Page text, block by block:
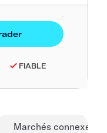
FIABLE
Marchés connexes